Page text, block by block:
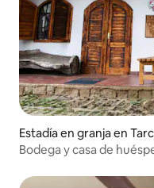
Estadía en granja en
Bodega y casa de